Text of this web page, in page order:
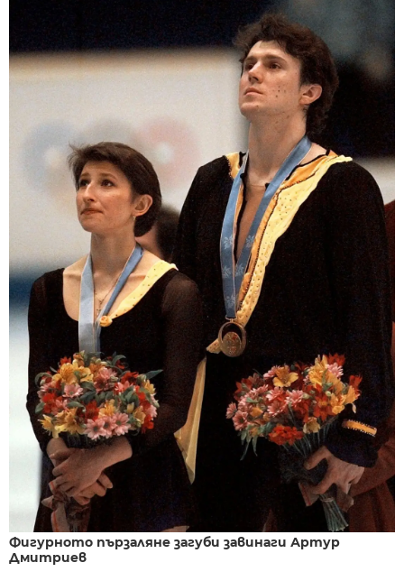
Фигурното пързаляне загуби завинаги Артур
Дмитриев